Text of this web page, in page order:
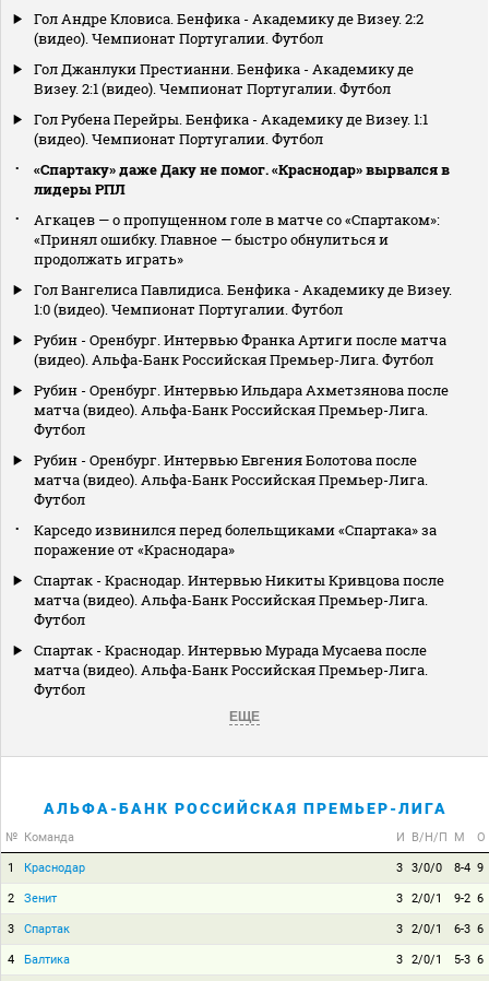
Гол Андре Кловиса. Бенфика - Академику де Визеу. 2:2
(видео). Чемпионат Португалии. Футбол
Гол Джанлуки Престианни. Бенфика - Академику де
Визеу. 2:1 (видео). Чемпионат Португалии. Футбол
Гол Рубена Перейры. Бенфика - Академику де Визеу. 1:1
(видео). Чемпионат Португалии. Футбол
«Спартаку» даже Даку не помог. «Краснодар» вырвался в
лидеры РПЛ
Агкацев — о пропущенном голе в матче со «Спартаком»:
«Принял ошибку. Главное — быстро обнулиться и
продолжать играть»
Гол Вангелиса Павлидиса. Бенфика - Академику де Визеу.
1:0 (видео). Чемпионат Португалии. Футбол
Рубин - Оренбург. Интервью Франка Артиги после матча
(видео). Альфа-Банк Российская Премьер-Лига. Футбол
Рубин - Оренбург. Интервью Ильдара Ахметзянова после
матча (видео). Альфа-Банк Российская Премьер-Лига.
Футбол
Рубин - Оренбург. Интервью Евгения Болотова после
матча (видео). Альфа-Банк Российская Премьер-Лига.
Футбол
Карседо извинился перед болельщиками «Спартака» за
поражение от «Краснодара»
Спартак - Краснодар. Интервью Никиты Кривцова после
матча (видео). Альфа-Банк Российская Премьер-Лига.
Футбол
Спартак - Краснодар. Интервью Мурада Мусаева после
матча (видео). Альфа-Банк Российская Премьер-Лига.
Футбол
ЕЩЕ
АЛЬФА-БАНК РОССИЙСКАЯ ПРЕМЬЕР-ЛИГА
№ Команда И В/Н/П М О
1 Краснодар 3 3/0/0 8-4 9
2 Зенит 3 2/0/1 9-2 6
3 Спартак 3 2/0/1 6-3 6
4 Балтика 3 2/0/1 5-3 6